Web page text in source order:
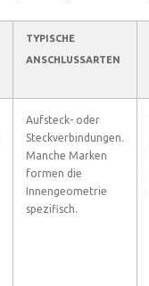
TYPISCHE
ANSCHLUSSARTEN
Aufsteck- oder
Steckverbindungen.
Manche Marken
formen die
Innengeometrie
spezifisch.